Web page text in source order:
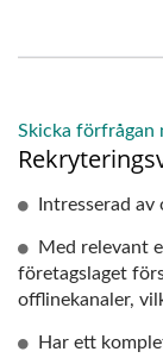
Skicka förfrågan
Intresserad
Med relevant
företagslaget
offlinekanaler,
Har ett